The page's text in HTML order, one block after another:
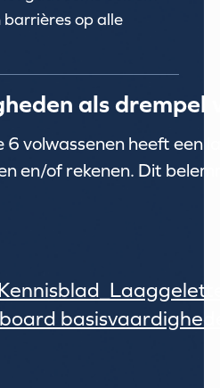
op alle
als drempel
6 volwassenen heeft een
en/of rekenen. Dit